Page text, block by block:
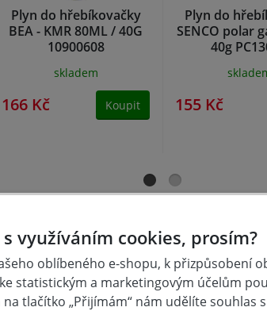
Plyn do hřebíkovačky
BEA - KMR 80ML / 40G
10900608
skladem
166 Kč Koupit
Plyn do
SENCO polar
40g
155 Kč
využíváním cookies, prosím?
oblíbeného e-shopu, k přizpůsobení
statistickým a marketingovým účelům
tlačítko „Přijímám“ nám udělíte souhlas